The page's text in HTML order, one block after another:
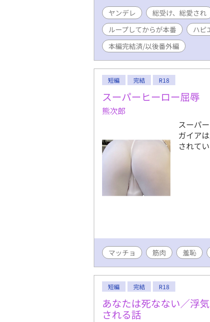
ヤンデレ 総受け、総愛され
ループしてからが本番
ハピ
本編完結済/以後番外編
短編 完結 R18
スーパーヒーロー屈辱
熊次郎
スーパ
ガイア
されてい
マッチョ 筋肉 羞恥
短編 完結 R18
あなたは死なない／浮
される話